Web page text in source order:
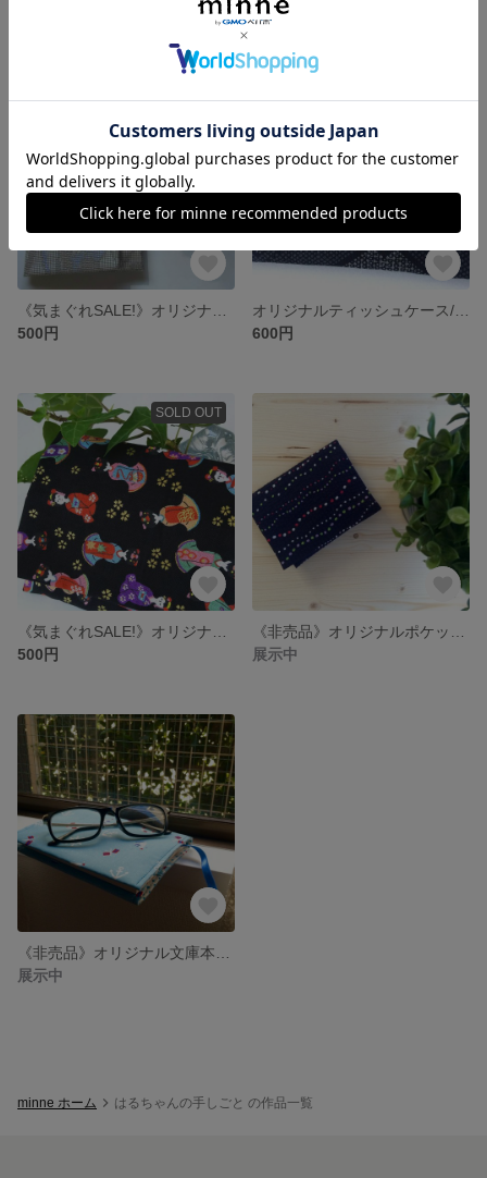
600円
500円
600円
SOLD OUT
500円
展示中
展示中
minne ホーム はるちゃんの手しごと の作品一覧